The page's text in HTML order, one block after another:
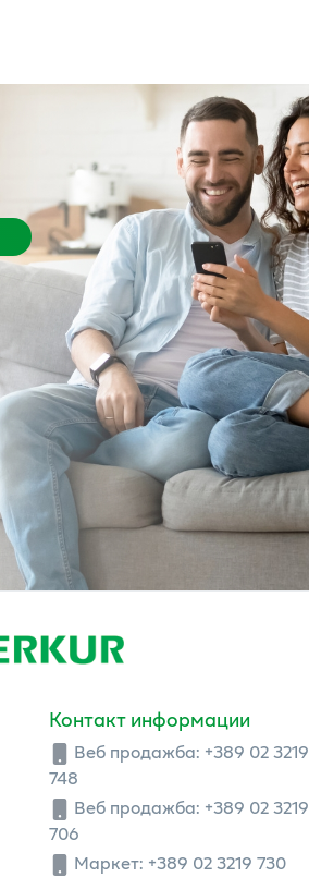
Контакт информации
Веб продажба: +389 02 3219
748
Веб продажба: +389 02 3219
706
Маркет: +389 02 3219 730